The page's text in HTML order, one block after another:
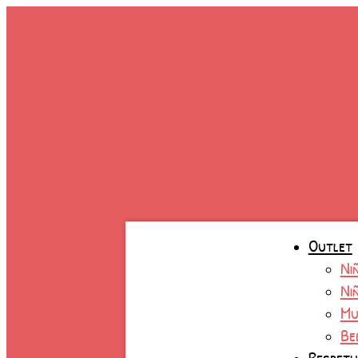
Ir
Outlet